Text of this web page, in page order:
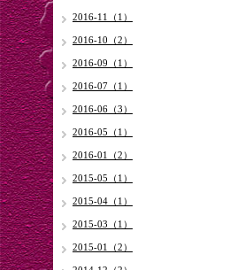
2016-11（1）
2016-10（2）
2016-09（1）
2016-07（1）
2016-06（3）
2016-05（1）
2016-01（2）
2015-05（1）
2015-04（1）
2015-03（1）
2015-01（2）